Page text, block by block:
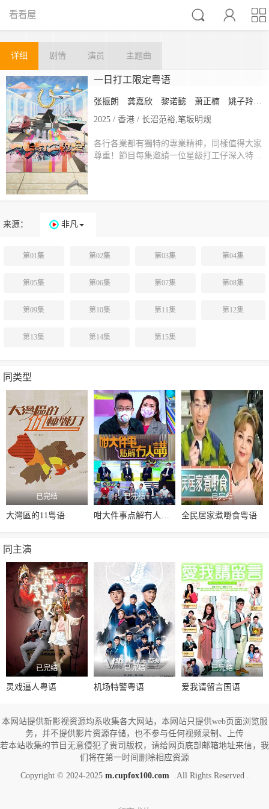



看看屋
详细 剧情 演员 主题曲
一日打工限定粤语
张振朗 龚嘉欣 黎诺懿 萧正楠 姚子羚
2025 / 香港 / 长沼范裕,笔坂明规
各行各業都有獨特的專業精神，同樣值得大家
尊重！節目每集邀請一位星級打工仔深入特…
来源： 非凡
第01集 第02集 第03集 第04集
第05集 第06集 第07集 第08集
第09集 第10集 第11集 第12集
第13集 第14集 第15集
同类型
已完结
大灣區的11粤语
已完结 已完结
全民居家煮嘢食粤语
同主演
已完结
灵戏逼人粤语
已完结
机场特警粤语
已完结
爱我请留言国语
本网站提供新影视资源均系收集各大网站，本网站只提供web页面浏览服
务，并不提供影片资源存储，也不参与任何视频录制、上传
若本站收集的节目无意侵犯了贵司版权，请给网页底部邮箱地址来信，我
们将在第一时间删除相应资源
Copyright © 2024-2025 m.cupfox100.com .All Rights Reserved .